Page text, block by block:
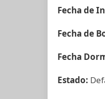
Fecha de
Fecha de
Fecha
Estado: